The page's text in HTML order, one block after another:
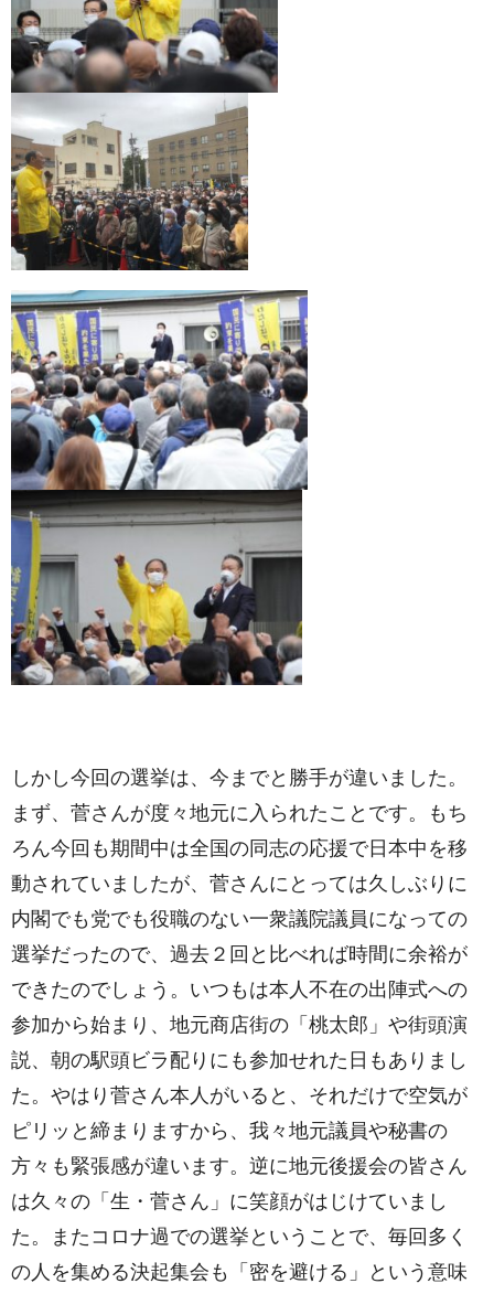
しかし今回の選挙は、今までと勝手が違いました。
まず、菅さんが度々地元に入られたことです。もち
ろん今回も期間中は全国の同志の応援で日本中を移
動されていましたが、菅さんにとっては久しぶりに
内閣でも党でも役職のない一衆議院議員になっての
選挙だったので、過去２回と比べれば時間に余裕が
できたのでしょう。いつもは本人不在の出陣式への
参加から始まり、地元商店街の「桃太郎」や街頭演
説、朝の駅頭ビラ配りにも参加せれた日もありまし
た。やはり菅さん本人がいると、それだけで空気が
ピリッと締まりますから、我々地元議員や秘書の
方々も緊張感が違います。逆に地元後援会の皆さん
は久々の「生・菅さん」に笑顔がはじけていまし
た。またコロナ過での選挙ということで、毎回多く
の人を集める決起集会も「密を避ける」という意味